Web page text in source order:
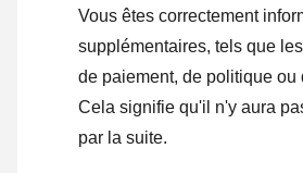
Vous êtes correctement
supplémentaires, tels que
de paiement, de politique ou
Cela signifie qu'il n'y aura
par la suite.